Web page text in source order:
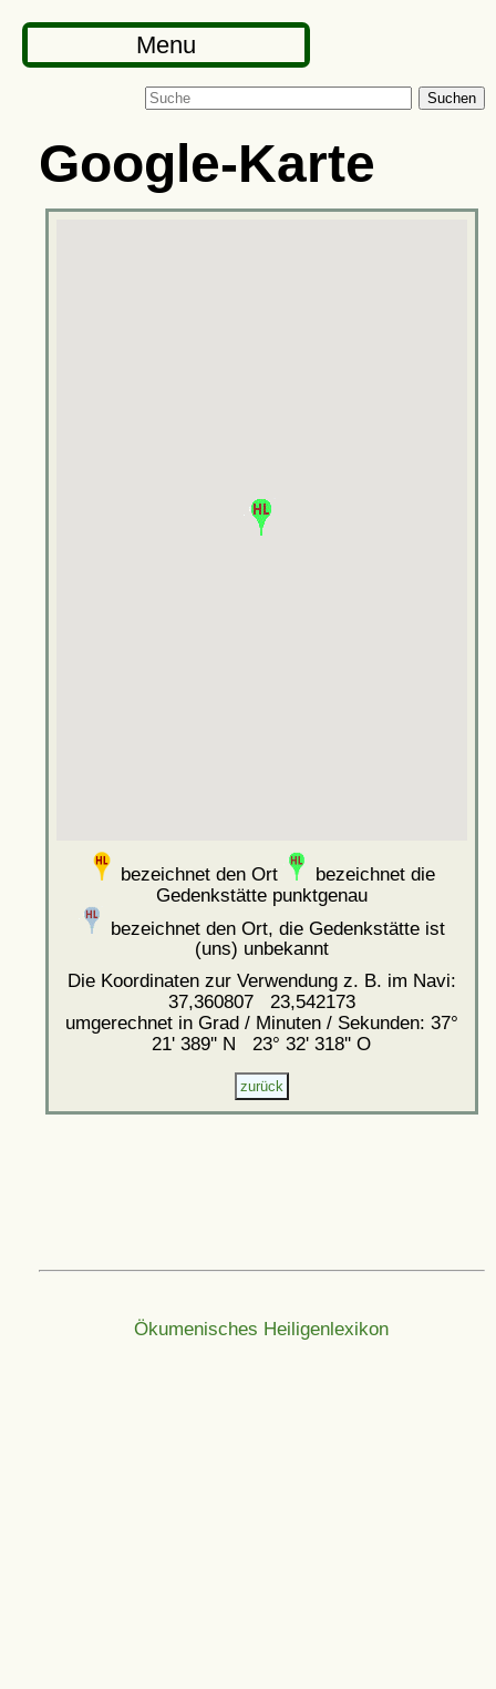
Menu
Suchen
Google-Karte
bezeichnet den Ort
bezeichnet die
Gedenkstätte punktgenau
bezeichnet den Ort, die Gedenkstätte ist
(uns) unbekannt
Die Koordinaten zur Verwendung z. B. im Navi:
37,360807 23,542173
umgerechnet in Grad / Minuten / Sekunden: 37°
21' 389'' N 23° 32' 318'' O
Ökumenisches Heiligenlexikon